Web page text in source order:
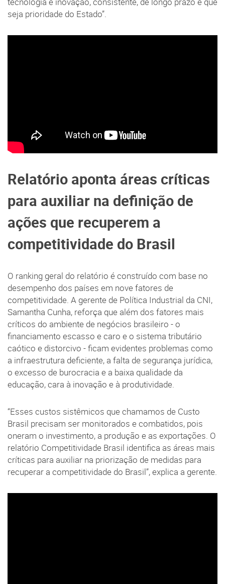
seja prioridade do Estado”.
Relatório aponta áreas críticas
para auxiliar na definição de
ações que recuperem a
competitividade do Brasil
O ranking geral do relatório é construído com base no
desempenho dos países em nove fatores de
competitividade. A gerente de Política Industrial da CNI,
Samantha Cunha, reforça que além dos fatores mais
críticos do ambiente de negócios brasileiro - o
financiamento escasso e caro e o sistema tributário
caótico e distorcivo - ficam evidentes problemas como
a infraestrutura deficiente, a falta de segurança jurídica,
o excesso de burocracia e a baixa qualidade da
educação, cara à inovação e à produtividade.
“Esses custos sistêmicos que chamamos de Custo
Brasil precisam ser monitorados e combatidos, pois
oneram o investimento, a produção e as exportações. O
relatório Competitividade Brasil identifica as áreas mais
críticas para auxiliar na priorização de medidas para
recuperar a competitividade do Brasil”, explica a gerente.